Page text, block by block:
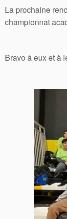
La prochaine
championnat
Bravo à eux et à